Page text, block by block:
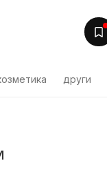
други